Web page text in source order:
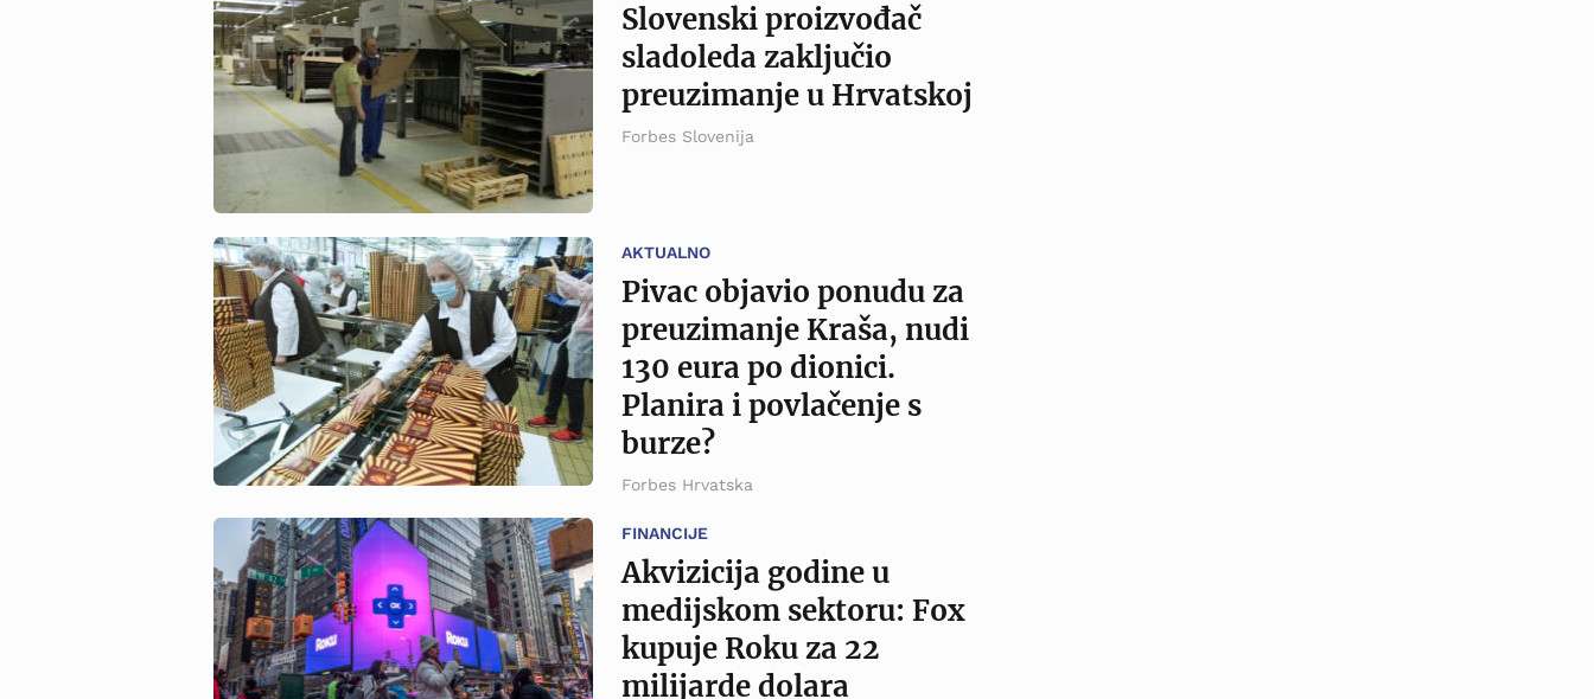
Slovenski proizvođač
sladoleda zaključio
preuzimanje u Hrvatskoj
Forbes Slovenija
AKTUALNO
Pivac objavio ponudu za
preuzimanje Kraša, nudi
130 eura po dionici.
Planira i povlačenje s
burze?
Forbes Hrvatska
FINANCIJE
Akvizicija godine u
medijskom sektoru: Fox
kupuje Roku za 22
milijarde dolara